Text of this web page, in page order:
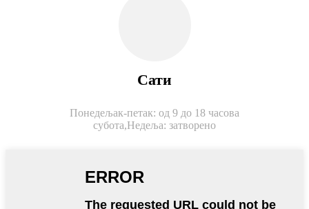
Сати
Понедељак-петак: од 9 до 18 часова
субота,Недеља: затворено